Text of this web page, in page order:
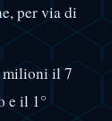
per via di
milioni il 7
e il 1°